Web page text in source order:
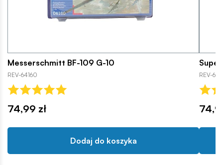
Messerschmitt BF-109 G-10
REV-64160
74,99 zł
Dodaj do koszyka
REV-